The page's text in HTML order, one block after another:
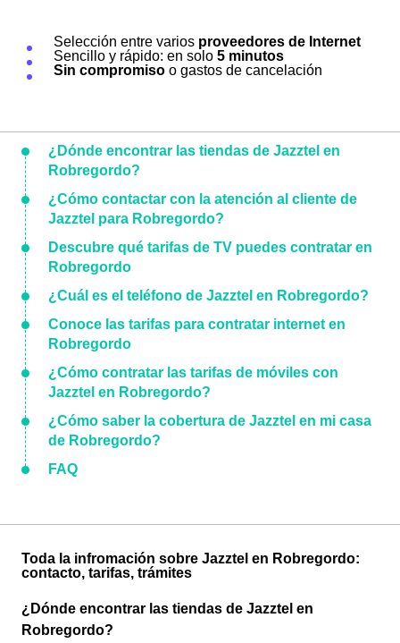
Selección entre varios proveedores de Internet
Sencillo y rápido: en solo 5 minutos
Sin compromiso o gastos de cancelación
¿Dónde encontrar las tiendas de Jazztel en
Robregordo?
¿Cómo contactar con la atención al cliente de
Jazztel para Robregordo?
Descubre qué tarifas de TV puedes contratar en
Robregordo
¿Cuál es el teléfono de Jazztel en Robregordo?
Conoce las tarifas para contratar internet en
Robregordo
¿Cómo contratar las tarifas de móviles con
Jazztel en Robregordo?
¿Cómo saber la cobertura de Jazztel en mi casa
de Robregordo?
FAQ
Toda la infromación sobre Jazztel en Robregordo:
contacto, tarifas, trámites
¿Dónde encontrar las tiendas de Jazztel en
Robregordo?